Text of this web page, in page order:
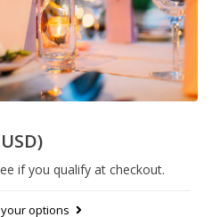
if you qualify at checkout.
options